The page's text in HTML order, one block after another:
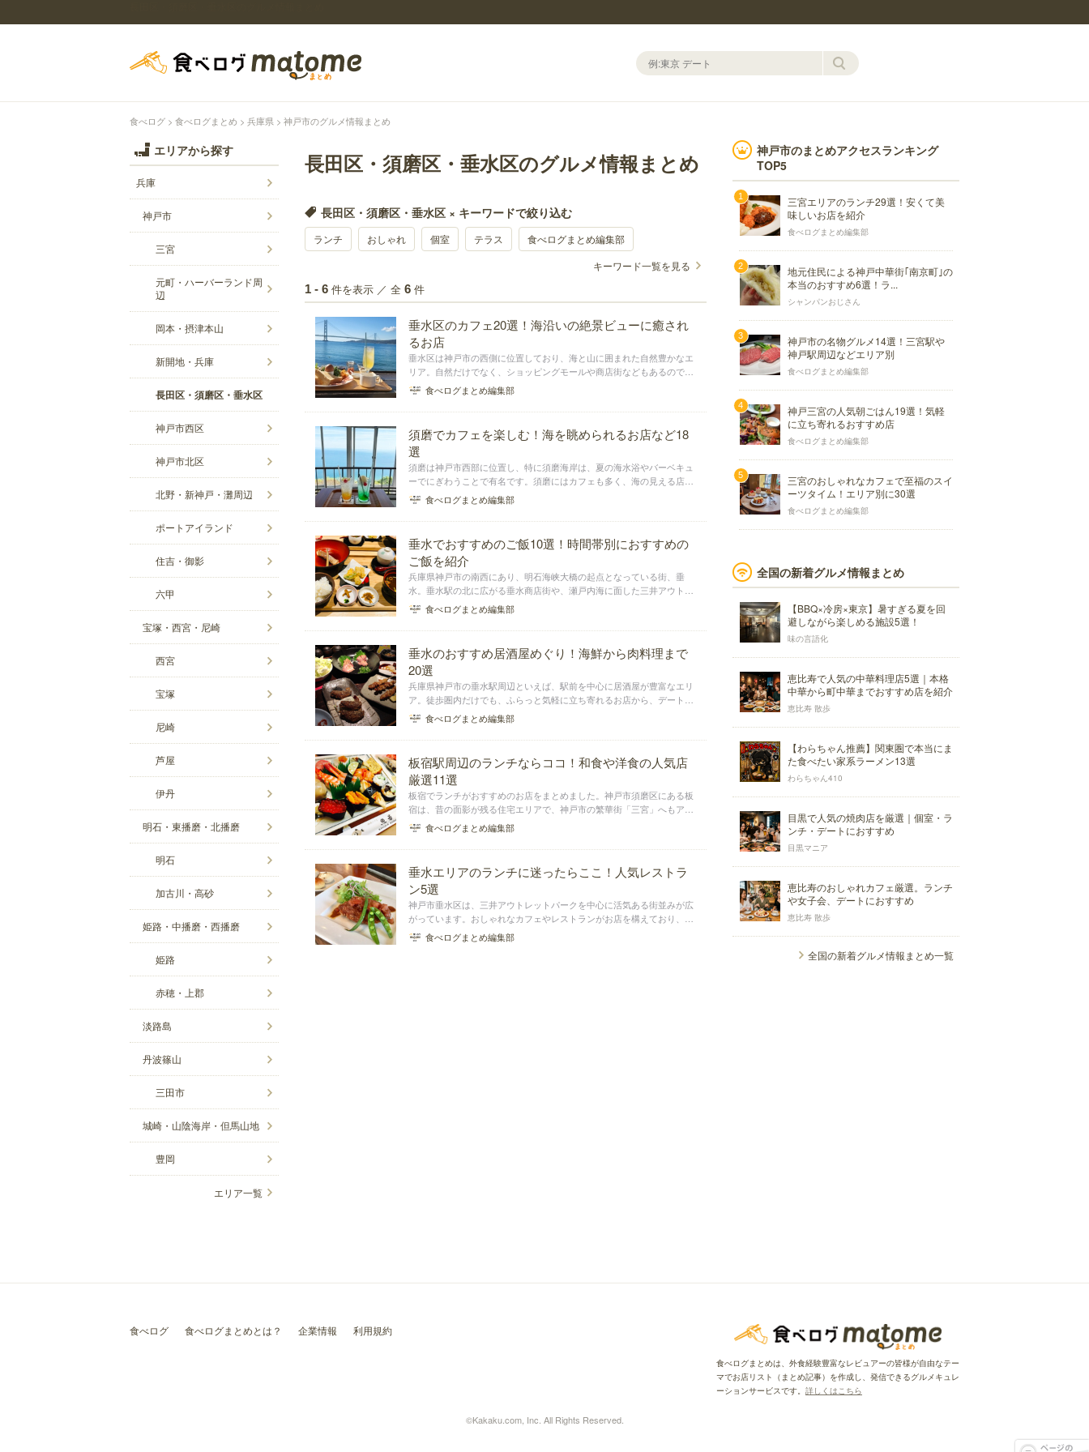
食べログ 食べログまとめ 兵庫県 神戸市のグルメ情報まとめ
エリアから探す
兵庫
神戸市
三宮
元町・ハーバーランド周
辺
岡本・摂津本山
新開地・兵庫
長田区・須磨区・垂水区
神戸市西区
神戸市北区
北野・新神戸・灘周辺
ポートアイランド
住吉・御影
六甲
宝塚・西宮・尼崎
西宮
宝塚
尼崎
芦屋
伊丹
明石・東播磨・北播磨
明石
加古川・高砂
姫路・中播磨・西播磨
姫路
赤穂・上郡
淡路島
丹波篠山
三田市
城崎・山陰海岸・但馬山地
豊岡
エリア一覧
長田区・須磨区・垂水区のグルメ情報まとめ
長田区・須磨区・垂水区 × キーワードで絞り込む
ランチ おしゃれ 個室 テラス
食べログまとめ編集部
キーワード一覧を見る
1 - 6 件を表示 ／ 全 6 件
垂水区のカフェ20選！海沿いの絶景ビューに癒され
るお店
垂水区は神戸市の西側に位置しており、海と山に囲まれた自然豊かなエ
リア。自然だけでなく、ショッピングモールや商店街などもあるので、
ショッピングやグルメなども楽しむことができます。ここでは、垂水区
で海沿いの絶景ビューに癒されながらまったりできるおしゃれカフェを
エリア別でまとめました。
食べログまとめ編集部
須磨でカフェを楽しむ！海を眺められるお店など18
選
須磨は神戸市西部に位置し、特に須磨海岸は、夏の海水浴やバーベキュ
ーでにぎわうことで有名です。須磨にはカフェも多く、海の見える店や
落ち着いた空間のカフェなど、さまざまなスタイルの店が点在していま
す。今回は、海を眺められるお店、落ち着いた空間のお店、カフェラン
チが楽しめるお店を...
食べログまとめ編集部
垂水でおすすめのご飯10選！時間帯別におすすめの
ご飯を紹介
兵庫県神戸市の南西にあり、明石海峡大橋の起点となっている街、垂
水。垂水駅の北に広がる垂水商店街や、瀬戸内海に面した三井アウトレ
ットパークマリンピア神戸などを中心に、美味しいご飯を食べられる飲
食店が多数存在しています。今回は、昼ご飯・夜ご飯に分けて垂水で人
気のお店をまとめました。
食べログまとめ編集部
垂水のおすすめ居酒屋めぐり！海鮮から肉料理まで
20選
兵庫県神戸市の垂水駅周辺といえば、駅前を中心に居酒屋が豊富なエリ
ア。徒歩圏内だけでも、ふらっと気軽に立ち寄れるお店から、デートに
ぴったりのおしゃれなお店、魚料理が得意なお店から肉料理が得意なお
店までたくさんあります。そこで、垂水の中でも特におすすめの居酒屋
を、人気の料理ジャ...
食べログまとめ編集部
板宿駅周辺のランチならココ！和食や洋食の人気店
厳選11選
板宿でランチがおすすめのお店をまとめました。神戸市須磨区にある板
宿は、昔の面影が残る住宅エリアで、神戸市の繁華街「三宮」へもアク
セスしやすい立地にあります。今回は板宿駅近くの和食店、洋食店など
からランチが人気のお店をまとめました。駅チカのお店、町に溶け込む
隠れ家のような素敵...
食べログまとめ編集部
垂水エリアのランチに迷ったらここ！人気レストラ
ン5選
神戸市垂水区は、三井アウトレットパークを中心に活気ある街並みが広
がっています。おしゃれなカフェやレストランがお店を構えており、ラ
ンチを楽しめるお店もたくさんあります。ここでは、垂水エリアで、ラ
ンチがおすすめの店をエリア別にまとめました。
食べログまとめ編集部
神戸市のまとめアクセスランキング
TOP5
三宮エリアのランチ29選！安くて美
味しいお店を紹介
食べログまとめ編集部
地元住民による神戸中華街｢南京町｣の
本当のおすすめ6選！ラ...
シャンパンおじさん
神戸市の名物グルメ14選！三宮駅や
神戸駅周辺などエリア別
食べログまとめ編集部
神戸三宮の人気朝ごはん19選！気軽
に立ち寄れるおすすめ店
食べログまとめ編集部
三宮のおしゃれなカフェで至福のスイ
ーツタイム！エリア別に30選
食べログまとめ編集部
全国の新着グルメ情報まとめ
【BBQ×冷房×東京】暑すぎる夏を回
避しながら楽しめる施設5選！
味の言語化
恵比寿で人気の中華料理店5選｜本格
中華から町中華までおすすめ店を紹介
恵比寿 散歩
【わらちゃん推薦】関東圏で本当にま
た食べたい家系ラーメン13選
わらちゃん410
目黒で人気の焼肉店を厳選｜個室・ラ
ンチ・デートにおすすめ
目黒マニア
恵比寿のおしゃれカフェ厳選。ランチ
や女子会、デートにおすすめ
恵比寿 散歩
全国の新着グルメ情報まとめ一覧
食べログ 食べログまとめとは？ 企業情報 利用規約
食べログまとめは、外食経験豊富なレビュアーの皆様が自由なテー
マでお店リスト（まとめ記事）を作成し、発信できるグルメキュレ
ーションサービスです。 詳しくはこちら
©Kakaku.com, Inc. All Rights Reserved.